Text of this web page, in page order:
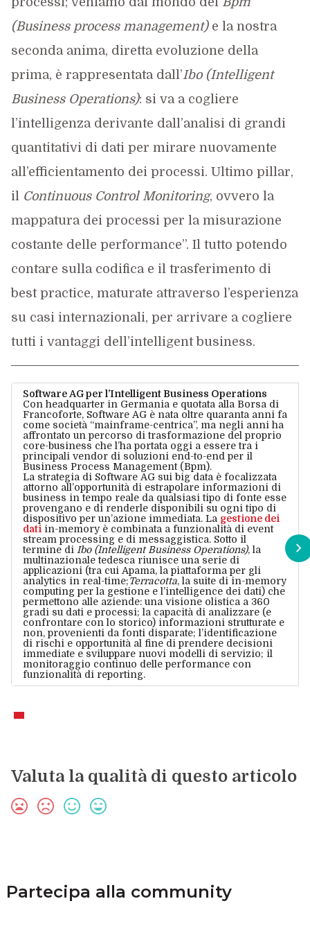
(Business process management)e la nostra
seconda anima, diretta evoluzione della
prima, è rappresentata dall’Ibo (Intelligent
Business Operations): si va a cogliere
l’intelligenza derivante dall’analisi di grandi
quantitativi di dati per mirare nuovamente
all’efficientamento dei processi. Ultimo pillar,
il Continuous Control Monitoring, ovvero la
mappatura dei processi per la misurazione
costante delle performance”. Il tutto potendo
contare sulla codifica e il trasferimento di
best practice, maturate attraverso l’esperienza
su casi internazionali, per arrivare a cogliere
tutti i vantaggi dell’intelligent business.
Software AG per l’Intelligent Business Operations
Con headquarter in Germania e quotata alla Borsa di
Francoforte, Software AG è nata oltre quaranta anni fa
come società “mainframe-centrica”, ma negli anni ha
affrontato un percorso di trasformazione del proprio
core-business che l’ha portata oggi a essere tra i
principali vendor di soluzioni end-to-end per il
Business Process Management (Bpm).
La strategia di Software AG sui big data è focalizzata
attorno all’opportunità di estrapolare informazioni di
business in tempo reale da qualsiasi tipo di fonte esse
provengano e di renderle disponibili su ogni tipo di
dispositivo per un’azione immediata. La gestione dei
dati in-memory è combinata a funzionalità di event
stream processing e di messaggistica. Sotto il
termine di Ibo (Intelligent Business Operations), la
multinazionale tedesca riunisce una serie di
applicazioni (tra cui Apama, la piattaforma per gli
analytics in real-time;Terracotta, la suite di in-memory
computing per la gestione e l’intelligence dei dati) che
permettono alle aziende: una visione olistica a 360
gradi su dati e processi; la capacità di analizzare (e
confrontare con lo storico) informazioni strutturate e
non, provenienti da fonti disparate; l’identificazione
di rischi e opportunità al fine di prendere decisioni
immediate e sviluppare nuovi modelli di servizio; il
monitoraggio continuo delle performance con
funzionalità di reporting.
Valuta la qualità di questo articolo
Partecipa alla community